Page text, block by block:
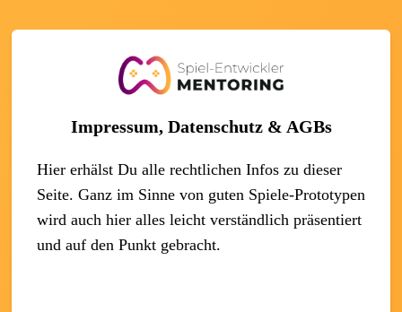
Impressum, Datenschutz & AGBs
Hier erhälst Du alle rechtlichen Infos zu dieser
Seite. Ganz im Sinne von guten Spiele-Prototypen
wird auch hier alles leicht verständlich präsentiert
und auf den Punkt gebracht.